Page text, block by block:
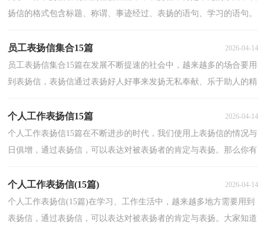
扬信的格式包含标题、称谓、事迹经过、表扬的语句、学习的语句。
员工表扬信集合15篇 2026-04-14
员工表扬信集合15篇在发展不断提速的社会中，越来越多的场合要用
到表扬信，表扬信通过表扬好人好事来发扬无私奉献、乐于助人的精
个人工作表扬信15篇 2026-04-14
个人工作表扬信15篇在不断进步的时代，我们使用上表扬信的情况与
日俱增，通过表扬信，可以表达对被表扬者的肯定与表扬。那么你有
个人工作表扬信(15篇) 2026-04-14
个人工作表扬信(15篇)在学习、工作生活中，越来越多地方需要用到
表扬信，通过表扬信，可以表达对被表扬者的肯定与表扬。大家知道